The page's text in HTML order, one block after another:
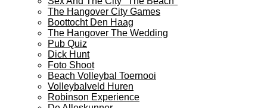
The Hangover City Games
Boottocht Den Haag
The Hangover The Wedding
Pub Quiz
Dick Hunt
Foto Shoot
Beach Volleybal Toernooi
Volleybalveld Huren
Robinson Experience